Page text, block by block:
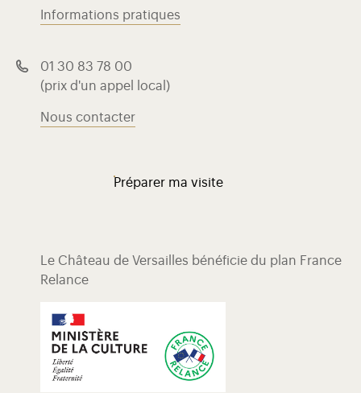
Informations pratiques
01 30 83 78 00
(prix d'un appel local)
Nous contacter
Préparer ma visite
Le Château de Versailles bénéficie du plan France
Relance